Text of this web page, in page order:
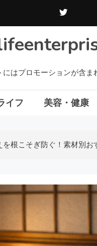
にはプロモーションが含ま
イフ 美容・健康
根こそぎ防ぐ！素材別